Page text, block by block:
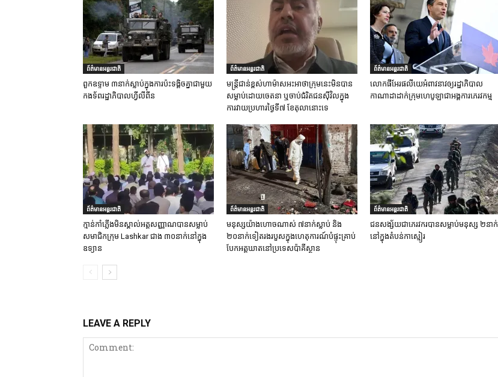
ព័ត៌មានអន្តរជាតិ
ពួកឧទ្ទាម ៣នាក់ស្លាប់ក្នុងការប៉ះទង្គិចគ្នាជាមួយ
កងទ័ពរដ្ឋាភិបាលហ្វីលីពីន
ព័ត៌មានអន្តរជាតិ
មន្ត្រីជាន់ខ្ពស់ហាម៉ាសអះអាថាក្រុមនេះមិនបាន
សម្លាប់ដោយចេតនា ឬចាប់ជំរិតជនស៊ីវិលក្នុង
ការវាយប្រហារថ្ងៃទី៧ ខែតុលានោះទេ
ព័ត៌មានអន្តរជាតិ
លោកផីអែរផលីយេអំពាវនាវឲ្យរដ្ឋាភិបាល
កាណាដាដាក់ក្រុមហេបូឡាជាអង្គការភេរវកម្ម
ព័ត៌មានអន្តរជាតិ
ក្មាន់កាំភ្លើងមិនស្គាល់អត្តសញ្ញាណបានសម្លាប់
សមាជិកក្រុម Lashkar ជាង ៣០នាក់នៅក្នុង
ឧទ្យាន
ព័ត៌មានអន្តរជាតិ
មនុស្សយ៉ាងហោចណាស់ ៧នាក់ស្លាប់ និង
២០នាក់ទៀតរងរបួសក្នុងហេតុការណ៍បំផ្ទុះគ្រាប់
បែកអត្តឃាតនៅប្រទេសប៉ាគីស្ថាន
ព័ត៌មានអន្តរជាតិ
ជនសង្ស័យជាភេរវករបានសម្លាប់មនុស្ស ២នាក់
នៅក្នុងតំបន់កាស្មៀរ
LEAVE A REPLY